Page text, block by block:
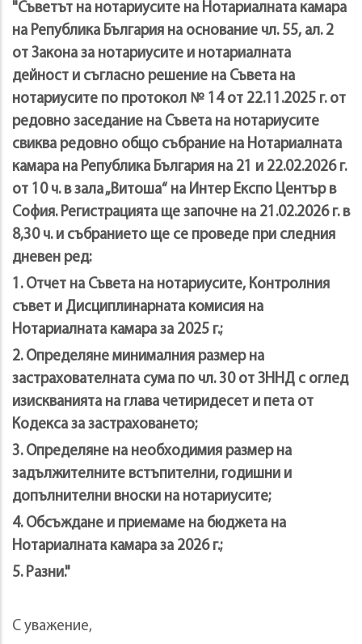
"Съветът на нотариусите на Нотариалната камара
на Република България на основание чл. 55, ал. 2
от Закона за нотариусите и нотариалната
дейност и съгласно решение на Съвета на
нотариусите по протокол № 14 от 22.11.2025 г. от
редовно заседание на Съвета на нотариусите
свиква редовно общо събрание на Нотариалната
камара на Република България на 21 и 22.02.2026 г.
от 10 ч. в зала „Витоша“ на Интер Експо Център в
София. Регистрацията ще започне на 21.02.2026 г. в
8,30 ч. и събранието ще се проведе при следния
дневен ред:
1. Отчет на Съвета на нотариусите, Контролния
съвет и Дисциплинарната комисия на
Нотариалната камара за 2025 г.;
2. Определяне минималния размер на
застрахователната сума по чл. 30 от ЗННД с оглед
изискванията на глава четиридесет и пета от
Кодекса за застраховането;
3. Определяне на необходимия размер на
задължителните встъпителни, годишни и
допълнителни вноски на нотариусите;
4. Обсъждане и приемаме на бюджета на
Нотариалната камара за 2026 г.;
5. Разни."
С уважение,